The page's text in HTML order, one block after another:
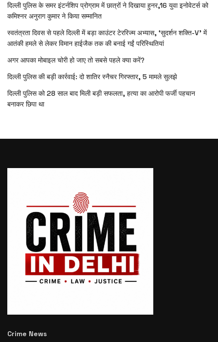
दिल्ली पुलिस के समर इंटर्नशिप प्रोग्राम में छात्रों ने दिखाया हुनर,16 युवा इनोवेटर्स को
कमिश्नर अनुराग कुमार ने किया सम्मानित
स्वतंत्रता दिवस से पहले दिल्ली में बड़ा काउंटर टेररिज्म अभ्यास, ‘सुदर्शन शक्ति-V’ में
आतंकी हमले से लेकर विमान हाईजैक तक की बनाई गईं परिस्थितियां
अगर आपका मोबाइल चोरी हो जाए तो सबसे पहले क्या करें?
दिल्ली पुलिस की बड़ी कार्रवाई: दो शातिर स्नैचर गिरफ्तार, 5 मामले सुलझे
दिल्ली पुलिस को 28 साल बाद मिली बड़ी सफलता, हत्या का आरोपी फर्जी पहचान
बनाकर छिपा था
Crime News